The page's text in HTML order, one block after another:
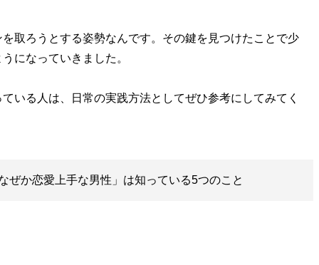
取ろうとする姿勢なんです。その鍵を見つけたことで少
になっていきました。
る人は、日常の実践方法としてぜひ参考にしてみてく
ぜか恋愛上手な男性」は知っている5つのこと